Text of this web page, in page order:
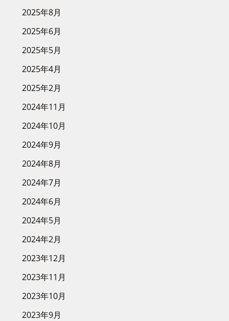
2025年8月
2025年6月
2025年5月
2025年4月
2025年2月
2024年11月
2024年10月
2024年9月
2024年8月
2024年7月
2024年6月
2024年5月
2024年2月
2023年12月
2023年11月
2023年10月
2023年9月